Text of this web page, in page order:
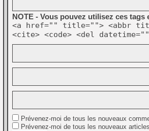
NOTE - Vous pouvez utilisez ces tags
<a href="" title=""> <abbr
<cite> <code> <del
Prévenez-moi de tous les nouveaux
Prévenez-moi de tous les nouveaux